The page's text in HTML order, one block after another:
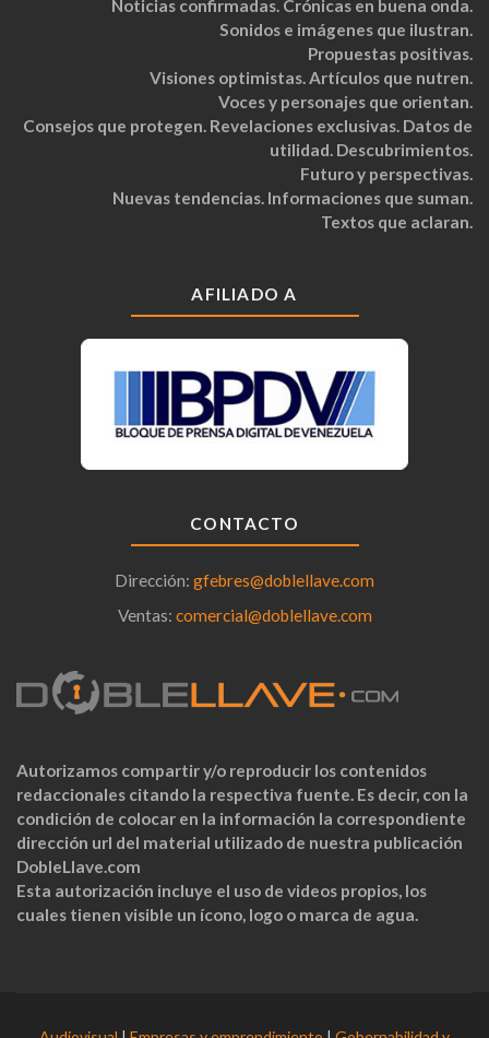
Noticias confirmadas. Crónicas en buena onda.
Sonidos e imágenes que ilustran.
Propuestas positivas.
Visiones optimistas. Artículos que nutren.
Voces y personajes que orientan.
Consejos que protegen. Revelaciones exclusivas. Datos de
utilidad. Descubrimientos.
Futuro y perspectivas.
Nuevas tendencias. Informaciones que suman.
Textos que aclaran.
AFILIADO A
CONTACTO
Dirección: gfebres@doblellave.com
Ventas: comercial@doblellave.com
Autorizamos compartir y/o reproducir los contenidos
redaccionales citando la respectiva fuente. Es decir, con la
condición de colocar en la información la correspondiente
dirección url del material utilizado de nuestra publicación
DobleLlave.com
Esta autorización incluye el uso de videos propios, los
cuales tienen visible un ícono, logo o marca de agua.